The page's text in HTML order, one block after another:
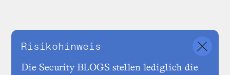
Risikohinweis
Die Security BLOGS stellen lediglich die